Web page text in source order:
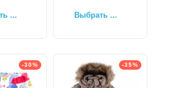
... Выбрать ...
-30% -35%